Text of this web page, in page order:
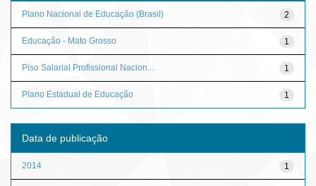
2
Plano Nacional de Educação (Brasil)
1
Educação - Mato Grosso
1
Piso Salarial Profissional Nacion...
1
Plano Estadual de Educação
Data de publicação
1
2014